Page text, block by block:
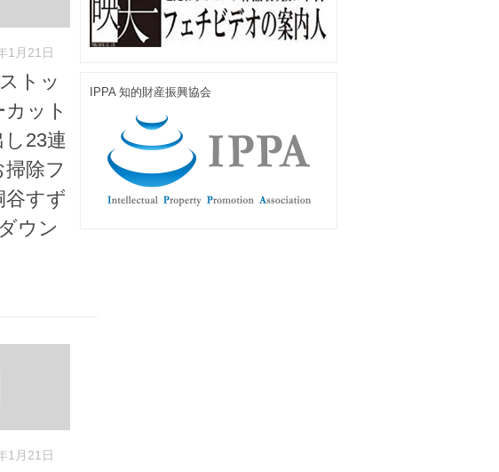
1月21日
トッ
ット
23連
除フ
すず
ウン
1月21日
IPPA 知的財産振興協会